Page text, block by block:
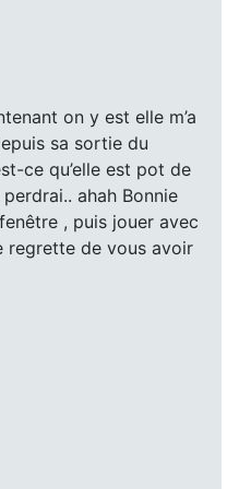
on y est elle m’a
sa sortie du
ce qu’elle est pot de
ahah Bonnie
, puis jouer avec
regrette de vous avoir